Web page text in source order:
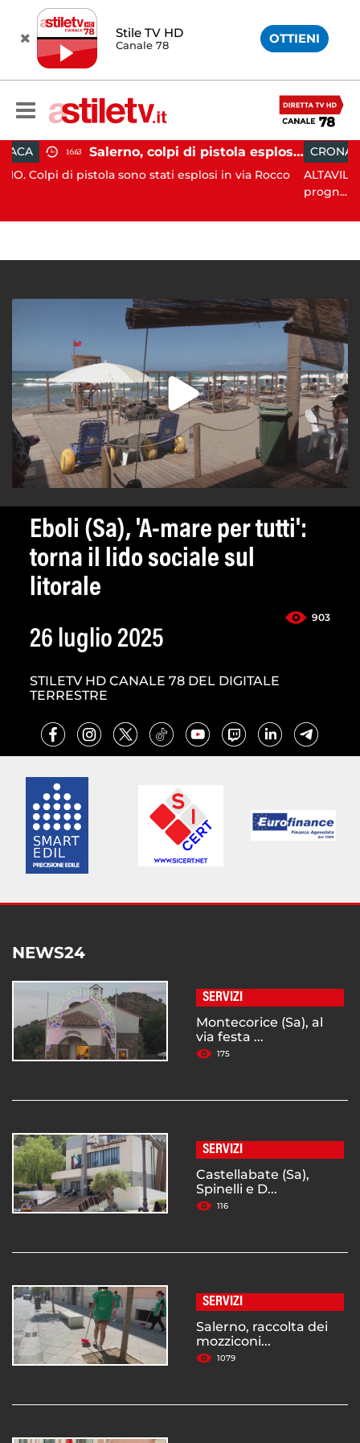
Stile TV HD
Canale 78 OTTIENI
Salerno, colpi di pistola esplosi a Pastena: paura tra i residenti
sono stati esplosi in via Rocco
CRONACA 18:11
ALTAVILLA SILENTINA.
Eboli (Sa), 'A-mare per tutti':
torna il lido sociale sul
litorale
903
26 luglio 2025
STILETV HD CANALE 78 DEL DIGITALE
TERRESTRE
NEWS24
SERVIZI
Montecorice (Sa), al
via festa ...
175
SERVIZI
Castellabate (Sa),
Spinelli e D...
116
SERVIZI
Salerno, raccolta dei
mozziconi...
1079